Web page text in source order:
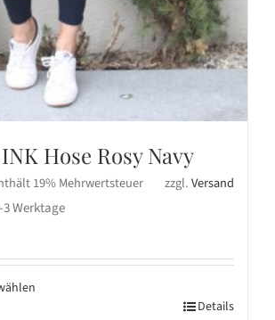
Hose Rosy Navy
19% Mehrwertsteuer zzgl.Versand
Werktage
Details